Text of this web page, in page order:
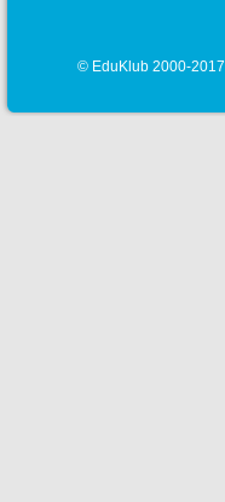
© EduKlub 2000-2017